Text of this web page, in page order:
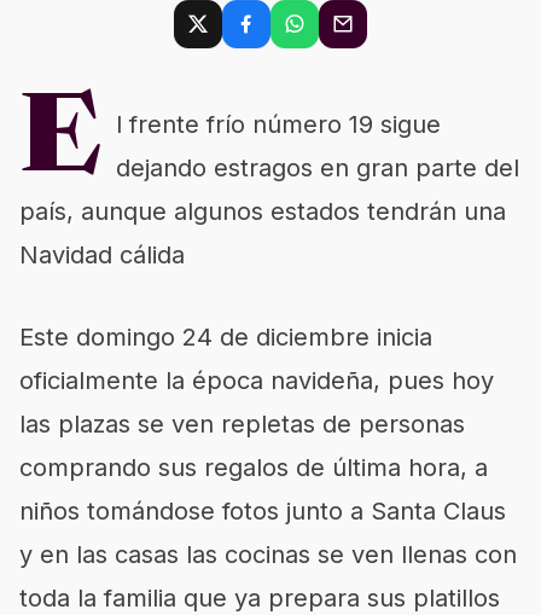
E
l frente frío número 19 sigue
dejando estragos en gran parte del
país, aunque algunos estados tendrán una
Navidad cálida
Este domingo 24 de diciembre inicia
oficialmente la época navideña, pues hoy
las plazas se ven repletas de personas
comprando sus regalos de última hora, a
niños tomándose fotos junto a Santa Claus
y en las casas las cocinas se ven llenas con
toda la familia que ya prepara sus platillos